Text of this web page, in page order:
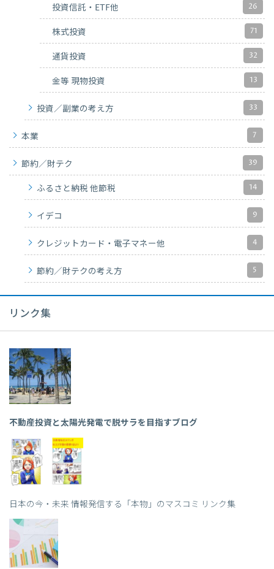
投資信託・ETF他 26
株式投資 71
通貨投資 32
金等 現物投資 13
投資／副業の考え方 33
本業 7
節約／財テク 39
ふるさと納税 他節税 14
イデコ 9
クレジットカード・電子マネー他 4
節約／財テクの考え方 5
リンク集
不動産投資と太陽光発電で脱サラを目指すブログ
日本の今・未来 情報発信する「本物」のマスコミ リンク集